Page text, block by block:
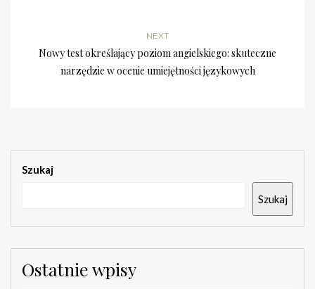
NEXT
Nowy test określający poziom angielskiego: skuteczne
narzędzie w ocenie umiejętności językowych
Szukaj
Szukaj
Ostatnie wpisy